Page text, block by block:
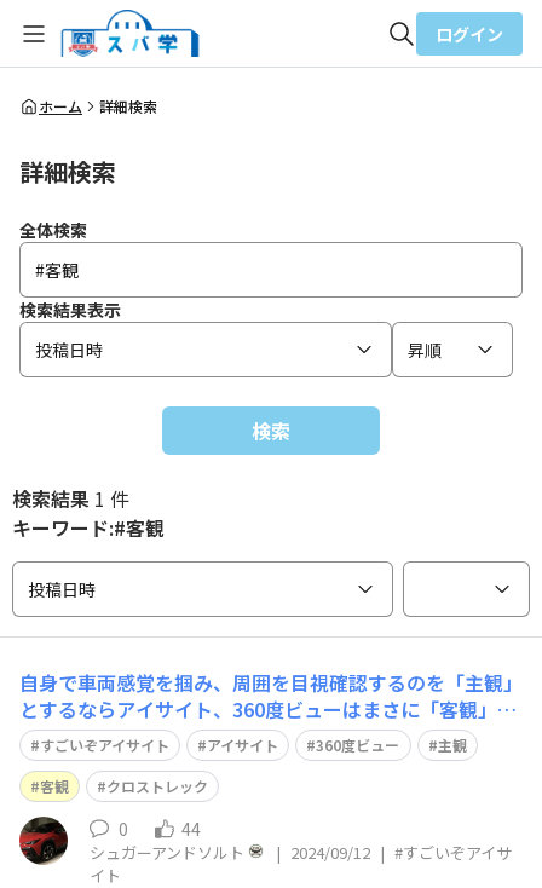
全体検索
ログイン
ホーム 詳細検索
詳細検索
全体検索
検索結果表示
投稿日時
昇順
検索
検索結果 1 件
キーワード:#客観
投稿日時
自身で車両感覚を掴み、周囲を目視確認するのを「主観」
とするならアイサイト、360度ビューはまさに「客観」。
自分じゃそう思っていても実際はこうですよ と教えてく
れる。「主観」と「客観」協力して安心と安全につとめま
す。※写真は駐車場に入れてから撮ってます
すごいぞアイサイト アイサイト 360度ビュー
主観
客観
クロストレック
0 44
シュガーアンドソルト | 2024/09/12 | #すごいぞアイサ
イト